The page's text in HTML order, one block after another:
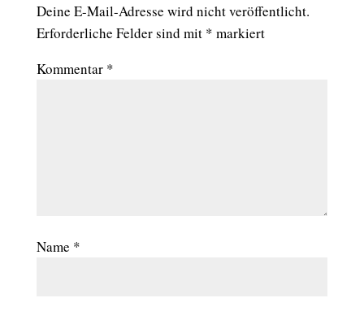
Deine E-Mail-Adresse wird nicht veröffentlicht.
Erforderliche Felder sind mit * markiert
Kommentar *
Name *